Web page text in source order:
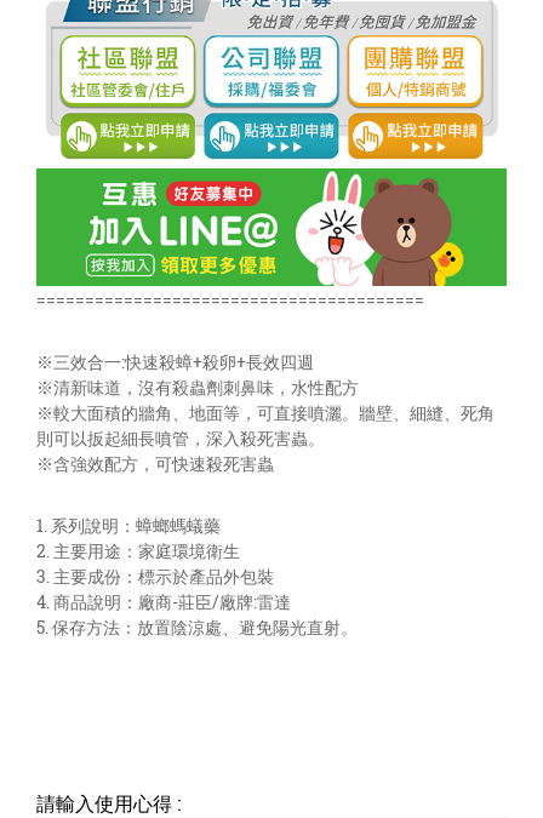
========================================
※三效合一:快速殺蟑+殺卵+長效四週
※清新味道，沒有殺蟲劑刺鼻味，水性配方
※較大面積的牆角、地面等，可直接噴灑。牆壁、細縫、死角
則可以扳起細長噴管，深入殺死害蟲。
※含強效配方，可快速殺死害蟲
1. 系列說明：蟑螂螞蟻藥
2. 主要用途：家庭環境衛生
3. 主要成份：標示於產品外包裝
4. 商品說明：廠商-莊臣/廠牌:雷達
5. 保存方法：放置陰涼處、避免陽光直射。
請輸入使用心得 :